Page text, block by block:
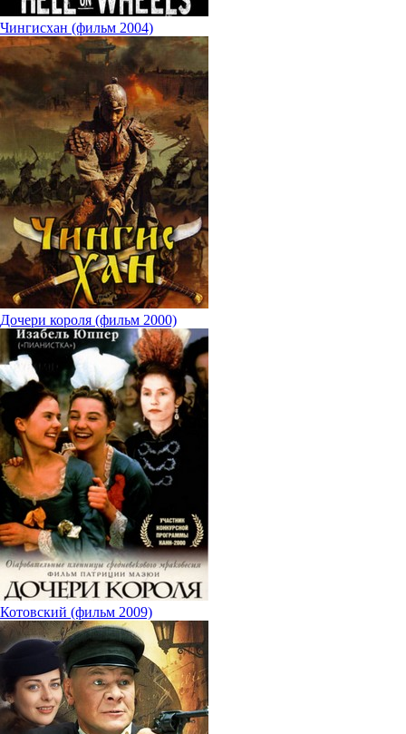
Чингисхан (фильм 2004)
Дочери короля (фильм 2000)
Котовский (фильм 2009)